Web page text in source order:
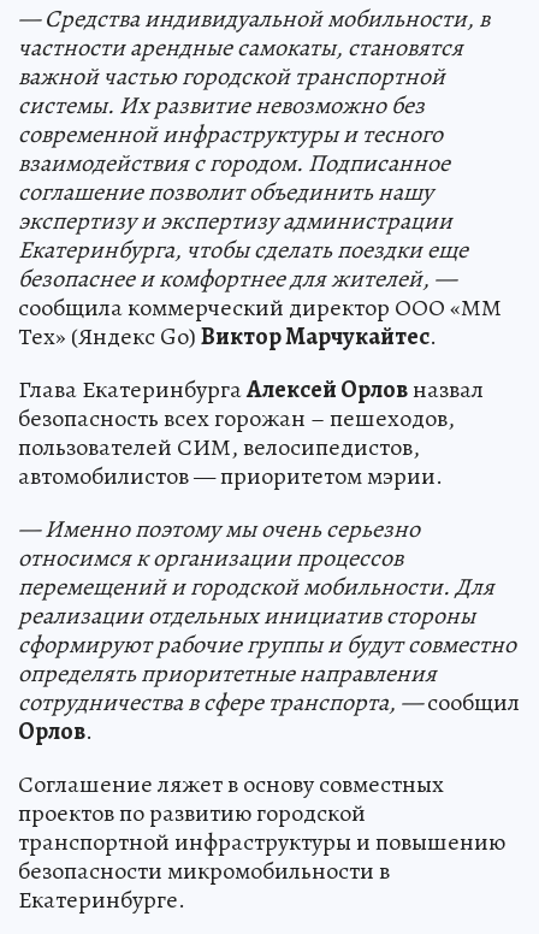
— Средства индивидуальной мобильности, в
частности арендные самокаты, становятся
важной частью городской транспортной
системы. Их развитие невозможно без
современной инфраструктуры и тесного
взаимодействия с городом. Подписанное
соглашение позволит объединить нашу
экспертизу и экспертизу администрации
Екатеринбурга, чтобы сделать поездки еще
безопаснее и комфортнее для жителей, —
сообщила коммерческий директор ООО «ММ
Тех» (Яндекс Go)Виктор Марчукайтес.
Глава ЕкатеринбургаАлексей Орловназвал
безопасность всех горожан – пешеходов,
пользователей СИМ, велосипедистов,
автомобилистов — приоритетом мэрии.
— Именно поэтому мы очень серьезно
относимся к организации процессов
перемещений и городской мобильности. Для
реализации отдельных инициатив стороны
сформируют рабочие группы и будут совместно
определять приоритетные направления
сотрудничества в сфере транспорта, —сообщил
Орлов.
Соглашение ляжет в основу совместных
проектов по развитию городской
транспортной инфраструктуры и повышению
безопасности микромобильности в
Екатеринбурге.